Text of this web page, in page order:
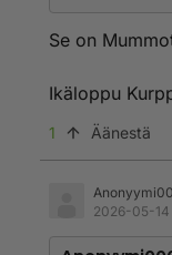
https://
Se on
Ikäloppu
1 Äänestä
2026-05-14